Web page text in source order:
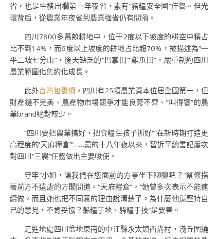
省，也是生豬出欄第一年夜省，素有“豬糧安全國”佳譽。但光
環背后，從農業年夜省到農業強省仍有間隔。
四川7800多萬畝耕地中，位于2度以下坡度的耕空中積占
比不到14%，而6度以上坡度的耕地占比超70%，被描述為“一
平二坡七分山”，後天缺乏的“巴掌田”“雞爪田”，嚴重制約四川
農業範圍化集約化成長。
此外台灣包養網 ，四川有25項農業資本位居全國第一，但
財產鏈不完美、農產物市場競爭才能良莠不齊、“叫得響”的農
業brand絕對較少。
“四川要把農業搞好，把食糧生孩子抓好”“在新時期打造更
高程度的‘天府糧倉’”……黨的十八年夜以來，習近平總書記屢次
對四川“三農”任務做出主要唆使。
守牢“小姐，讓我們在您面前的方亭坐下聊聊吧？”蔡修指
著前方不遠處的方閣問道。“天府糧倉”，“她曾多次表示不能連
續做，而且她也把不同意的理由說清楚了。為什麼他還堅持自
己的意見，不肯妥協？躲糧于地、躲糧于技”是要害。
走進地處四川盆地東南的中江縣永太鎮西溝村，淺丘圍繞